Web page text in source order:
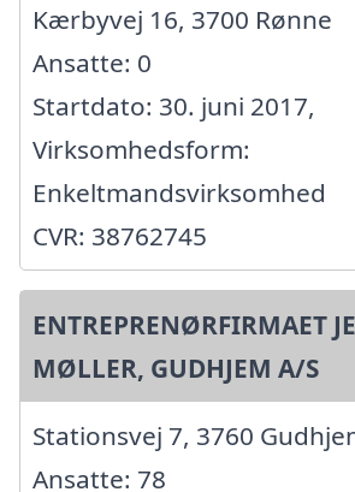
Kærbyvej 16, 3700 Rønne
Ansatte: 0
Startdato: 30. juni 2017,
Virksomhedsform:
Enkeltmandsvirksomhed
CVR: 38762745
ENTREPRENØRFIRMAET
MØLLER, GUDHJEM A/S
Stationsvej 7, 3760
Ansatte: 78